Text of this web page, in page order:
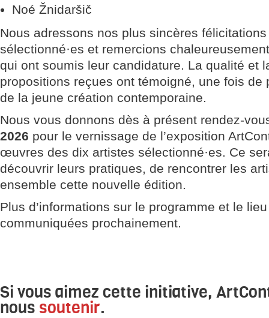
Noé Žnidaršič
Nous adressons nos plus sincères
sélectionné·es et remercions
qui ont soumis leur candidature. La qualité et
propositions reçues ont témoigné, une fois de
de la jeune création contemporaine.
Nous vous donnons dès à présent rendez-
2026 pour le vernissage de l’exposition
œuvres des dix artistes sélectionné·es. Ce
découvrir leurs pratiques, de rencontrer les
ensemble cette nouvelle édition.
Plus d’informations sur le programme et le
communiquées prochainement.
Si vous aimez cette initiative,
nous soutenir.